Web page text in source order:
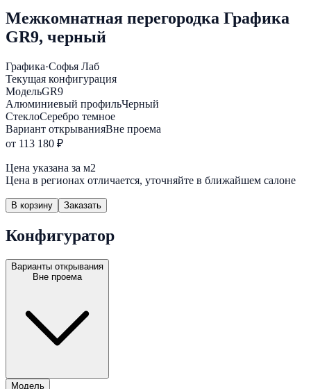
Межкомнатная перегородка Графика
GR9, черный
Графика·Софья Лаб
Текущая конфигурация
МодельGR9
Алюминиевый профильЧерный
СтеклоСеребро темное
Вариант открыванияВне проема
от 113 180 ₽
Цена указана за м2
Цена в регионах отличается, уточняйте в ближайшем салоне
В корзину Заказать
Конфигуратор
Варианты открывания
Вне проема
Модель